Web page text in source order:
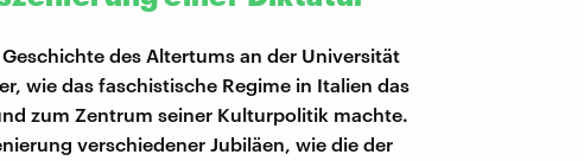
des Altertums an der Universität
wie das faschistische Regime in Italien das
zum Zentrum seiner Kulturpolitik machte.
verschiedener Jubiläen, wie die der